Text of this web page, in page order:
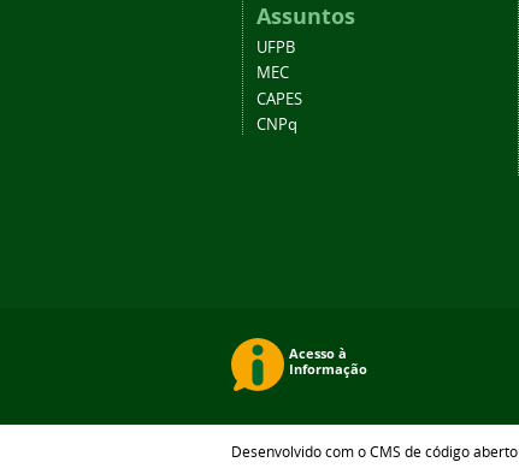
Assuntos
UFPB
MEC
CAPES
CNPq
Desenvolvido com o CMS de código aberto